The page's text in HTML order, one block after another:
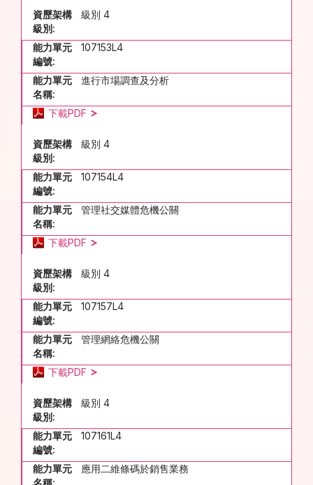
資歷架構
級別:
級別 4
能力單元
編號:
107153L4
能力單元
名稱:
進行市場調查及分析
下載PDF
資歷架構
級別:
級別 4
能力單元
編號:
107154L4
能力單元
名稱:
管理社交媒體危機公關
下載PDF
資歷架構
級別:
級別 4
能力單元
編號:
107157L4
能力單元
名稱:
管理網絡危機公關
下載PDF
資歷架構
級別:
級別 4
能力單元
編號:
107161L4
能力單元
名稱:
應用二維條碼於銷售業務